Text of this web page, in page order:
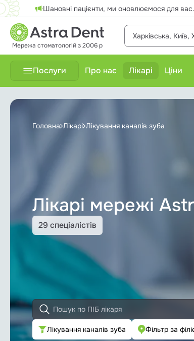
Шановні пацієнти, ми оновлюємося для
Мережа стоматологій з 2006 р
Харківська, Київ,
Послуги Про нас Лікарі Ціни
Діагностика
Імплантація
Лікування каналів зуба
Пародонтологія
Протезування зубів
Головна Лікарі Лікування каналів зуба
Лікарі мережі
29 спеціалістів
Лікування каналів зуба Фільтр за